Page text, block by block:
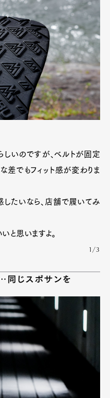
いのですが、ベルトが固定
でもフィット感が変わりま
したいなら、店舗で履いてみ
いと思いますよ。
1/3
同じスポサンを